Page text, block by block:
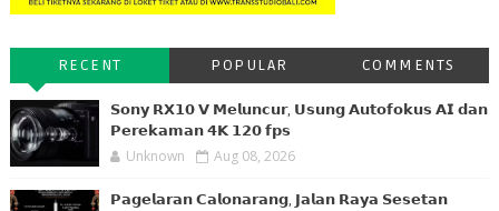
RECENT POPULAR COMMENTS
𝗦𝗼𝗻𝘆 𝗥𝗫𝟭𝟬 𝗩 𝗠𝗲𝗹𝘂𝗻𝗰𝘂𝗿, 𝗨𝘀𝘂𝗻𝗴 𝗔𝘂𝘁𝗼𝗳𝗼𝗸𝘂𝘀 𝗔𝗜 𝗱𝗮𝗻
𝗣𝗲𝗿𝗲𝗸𝗮𝗺𝗮𝗻 𝟰𝗞 𝟭𝟮𝟬 𝗳𝗽𝘀
Unknown Aug 08, 2026
𝗣𝗮𝗴𝗲𝗹𝗮𝗿𝗮𝗻 𝗖𝗮𝗹𝗼𝗻𝗮𝗿𝗮𝗻𝗴, 𝗝𝗮𝗹𝗮𝗻 𝗥𝗮𝘆𝗮 𝗦𝗲𝘀𝗲𝘁𝗮𝗻